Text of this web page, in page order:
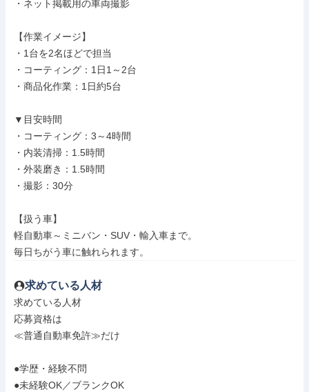
・ネット掲載用の車両撮影
【作業イメージ】
・1台を2名ほどで担当
・コーティング：1日1～2台
・商品化作業：1日約5台
▼目安時間
・コーティング：3～4時間
・内装清掃：1.5時間
・外装磨き：1.5時間
・撮影：30分
【扱う車】
軽自動車～ミニバン・SUV・輸入車まで。
毎日ちがう車に触れられます。
求めている人材
求めている人材
応募資格は
≪普通自動車免許≫だけ
●学歴・経験不問
●未経験OK／ブランクOK